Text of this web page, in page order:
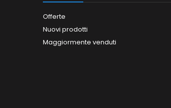
Offerte
Nuovi prodotti
Maggiormente venduti